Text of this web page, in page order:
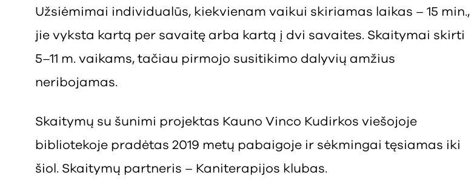
Užsiėmimai individualūs, kiekvienam vaikui skiriamas laikas – 15 min.,
jie vyksta kartą per savaitę arba kartą į dvi savaites. Skaitymai skirti
5–11 m. vaikams, tačiau pirmojo susitikimo dalyvių amžius
neribojamas.
Skaitymų su šunimi projektas Kauno Vinco Kudirkos viešojoje
bibliotekoje pradėtas 2019 metų pabaigoje ir sėkmingai tęsiamas iki
šiol. Skaitymų partneris – Kaniterapijos klubas.